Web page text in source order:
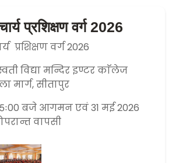
प्रशिक्षण वर्ग 2026
वर्ग 2026
विद्या मन्दिर इण्टर काॅलेज
मार्ग, सीतापुर
बजे आगमन एवं 31 मई 2026
वापसी